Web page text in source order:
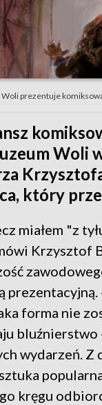
prezentuje
Woli
który
miałem "z
Krzysztof
prezentacyjną.
forma nie
wydarzeń. Z
kręgu